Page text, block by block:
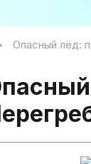
Опасный лёд: